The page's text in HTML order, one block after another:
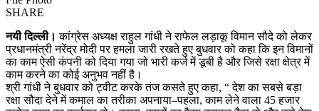
SHARE
नयी दिल्ली। कांग्रेस अध्यक्ष राहुल गांधी ने राफेल लड़ाकू विमान सौदे को लेकर
प्रधानमंत्री नरेंद्र मोदी पर हमला जारी रखते हुए बुधवार को कहा कि इन विमानों
का काम ऐसी कंपनी को दिया गया जो भारी कर्ज में डूबी है और जिसे रक्षा क्षेत्र में
काम करने का कोई अनुभव नहीं है।
श्री गांधी ने बुधवार को ट्वीट करके तंज कसते हुए कहा, “ देश का सबसे बड़ा
रक्षा सौदा देने में कमाल का तरीका अपनाया–पहला, काम लेने वाला 45 हजार